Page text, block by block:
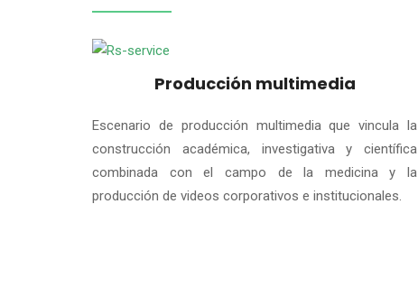
Producción multimedia
Escenario de producción multimedia que vincula la
construcción académica, investigativa y científica
combinada con el campo de la medicina y la
producción de videos corporativos e institucionales.